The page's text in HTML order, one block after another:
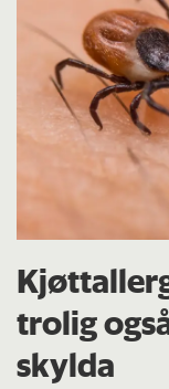
trolig
skylda